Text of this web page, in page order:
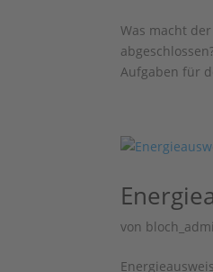
Was macht
Aufgaben für
von